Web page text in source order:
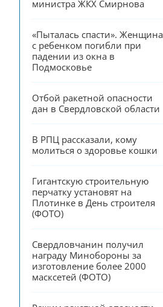
министра ЖКХ Смирнова
«Пыталась спасти». Женщина
с ребенком погибли при
падении из окна в
Подмосковье
Отбой ракетной опасности
дан в Свердловской области
В РПЦ рассказали, кому
молиться о здоровье кошки
Гигантскую строительную
перчатку установят на
Плотинке в День строителя
(ФОТО)
Свердловчанин получил
награду Минобороны за
изготовление более 2000
масксетей (ФОТО)